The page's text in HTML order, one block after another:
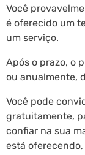
Você
é oferecido um
um serviço.
Após o prazo, o
ou anualmente,
Você pode
gratuitamente,
confiar na sua
está